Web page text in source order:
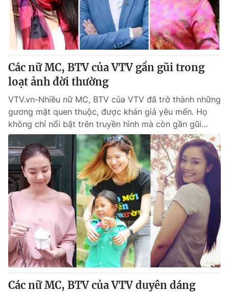
Các nữ MC, BTV của VTV gần gũi trong
loạt ảnh đời thường
VTV.vn-Nhiều nữ MC, BTV của VTV đã trở thành những
gương mặt quen thuộc, được khán giả yêu mến. Họ
không chỉ nổi bật trên truyền hình mà còn gần gũi...
Các nữ MC, BTV của VTV duyên dáng